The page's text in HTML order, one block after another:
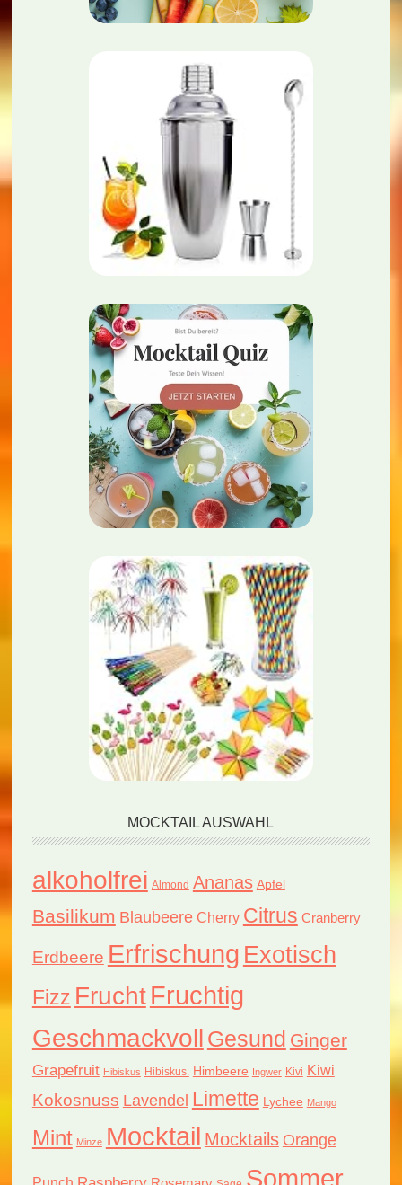
MOCKTAIL AUSWAHL
alkoholfrei Almond Ananas Apfel
Basilikum Blaubeere Cherry Citrus Cranberry
Erdbeere Erfrischung Exotisch
Fizz FruchtFruchtig
Geschmackvoll Gesund Ginger
Grapefruit Hibiskus Hibiskus. Himbeere Ingwer Kivi Kiwi
Kokosnuss Lavendel Limette Lychee Mango
Mint Minze Mocktail Mocktails Orange
Sommer